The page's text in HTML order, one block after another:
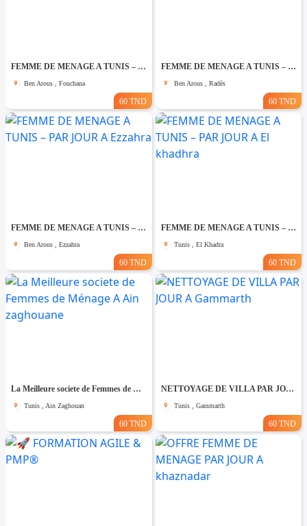
FEMME DE MENAGE A TUNIS – PAR JOUR A Fouchana
Ben Arous , Fouchana
60 TND
FEMME DE MENAGE A TUNIS – PAR JOUR A Rades
Ben Arous , Radès
60 TND
FEMME DE MENAGE A TUNIS – PAR JOUR A Ezzahra
Ben Arous , Ezzahra
60 TND
FEMME DE MENAGE A TUNIS – PAR JOUR A El khadhra
Tunis , El Khadra
60 TND
La Meilleure societe de Femmes de Ménage A Ain zaghouane
Tunis , Ain Zaghouan
60 TND
NETTOYAGE DE VILLA PAR JOUR A Gammarth
Tunis , Gammarth
60 TND